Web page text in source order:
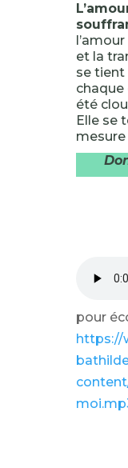
et la
se tient
chaque
été
Elle se
pour
https://